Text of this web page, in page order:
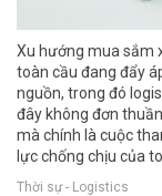
Xu hướng mua sắm
toàn cầu đang đẩy
nguồn, trong đó
đây không đơn
mà chính là cuộc
lực chống chịu của
Thời sự - Logistics